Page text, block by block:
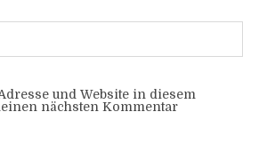
und Website in diesem
nächsten Kommentar